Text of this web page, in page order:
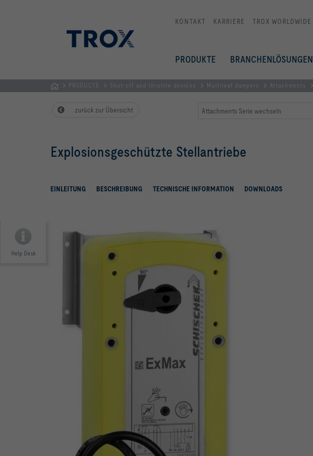
KONTAKT KARRIERE TROX WORLDWIDE
PRODUKTE BRANCHENLÖSUNGEN
PRODUCTS Shut-off and throttle devices Multileaf dampers Attachments
zurück zur Übersicht Attachments Serie wechseln
Explosionsgeschützte Stellantriebe
EINLEITUNG BESCHREIBUNG TECHNISCHE INFORMATION DOWNLOADS
Help Desk